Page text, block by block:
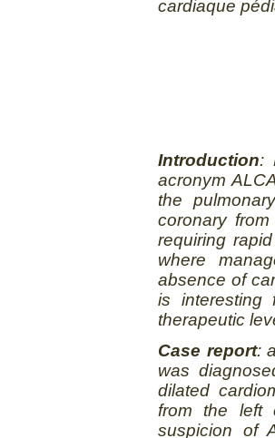
cardiaque
Introduction:
acronym
the
coronary
requiring
where
absence of
is interesting
therapeutic
Case report:
was
dilated
from the left
suspicion of